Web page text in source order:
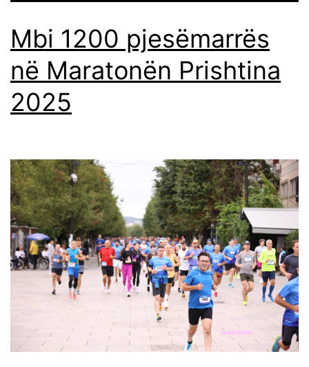
Mbi 1200 pjesëmarrës
në Maratonën Prishtina
2025